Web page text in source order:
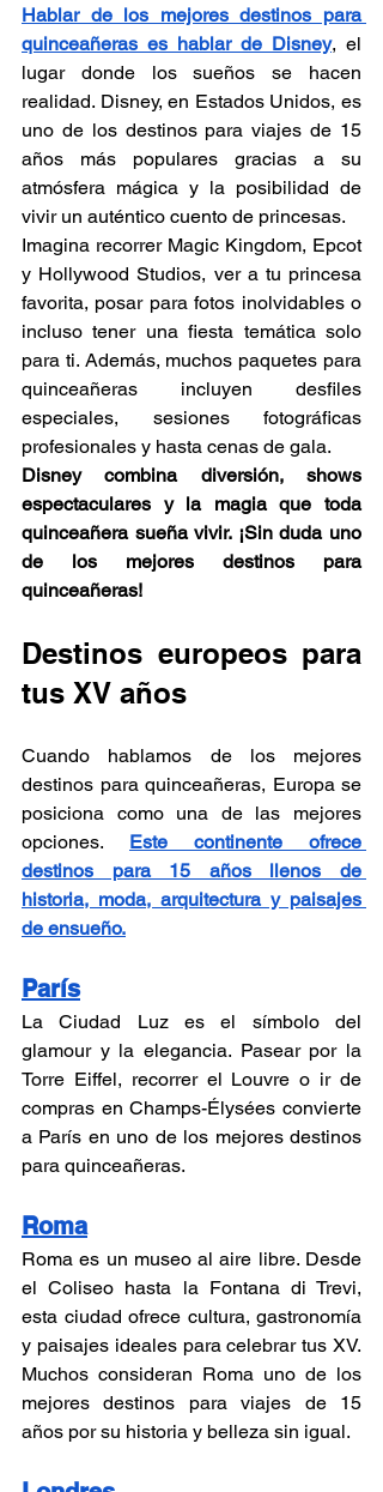
Hablar de los mejores destinos para
quinceañeras es hablar de Disney, el
lugar donde los sueños se hacen
realidad. Disney, en Estados Unidos, es
uno de los destinos para viajes de 15
años más populares gracias a su
atmósfera mágica y la posibilidad de
vivir un auténtico cuento de princesas.
Imagina recorrer Magic Kingdom, Epcot
y Hollywood Studios, ver a tu princesa
favorita, posar para fotos inolvidables o
incluso tener una fiesta temática solo
para ti. Además, muchos paquetes para
quinceañeras incluyen desfiles
especiales, sesiones fotográficas
profesionales y hasta cenas de gala.
Disney combina diversión, shows
espectaculares y la magia que toda
quinceañera sueña vivir. ¡Sin duda uno
de los mejores destinos para
quinceañeras!
Destinos europeos para
tus XV años
Cuando hablamos de los mejores
destinos para quinceañeras, Europa se
posiciona como una de las mejores
opciones. Este continente ofrece
destinos para 15 años llenos de
historia, moda, arquitectura y paisajes
de ensueño.
París
La Ciudad Luz es el símbolo del
glamour y la elegancia. Pasear por la
Torre Eiffel, recorrer el Louvre o ir de
compras en Champs-Élysées convierte
a París en uno de los mejores destinos
para quinceañeras.
Roma
Roma es un museo al aire libre. Desde
el Coliseo hasta la Fontana di Trevi,
esta ciudad ofrece cultura, gastronomía
y paisajes ideales para celebrar tus XV.
Muchos consideran Roma uno de los
mejores destinos para viajes de 15
años por su historia y belleza sin igual.